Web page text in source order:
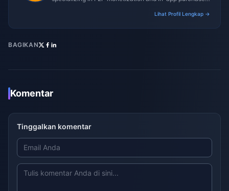
Lihat Profil Lengkap →
BAGIKAN
Komentar
Tinggalkan komentar